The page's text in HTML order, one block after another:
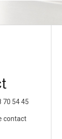
70 54 45
contact